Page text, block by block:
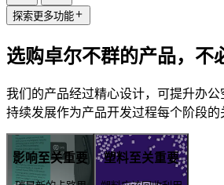
探索更多功能
选购卓尔不群的产品，不
我们的产品经过精心设计，可提升办公
持续发展作为产品开发过程每个阶段的
影响至关重要 塑料至关重要